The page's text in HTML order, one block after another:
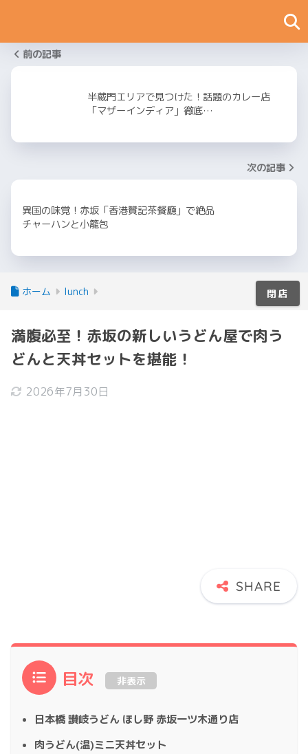
前の記事
半蔵門エリアで見つけた！話題のカレー店
「マザーインディア」徹底…
次の記事
異国の味覚！赤坂「香港贊記茶餐廳」で絶品
チャーハンと小籠包
ホーム lunch
満腹必至！赤坂の新しいうどん屋で肉う
どんと天丼セットを堪能！
2026年7月30日
目次 非表示
日本橋 讃岐うどん ほし野 赤坂一ツ木通り店
肉うどん(温)ミニ天丼セット